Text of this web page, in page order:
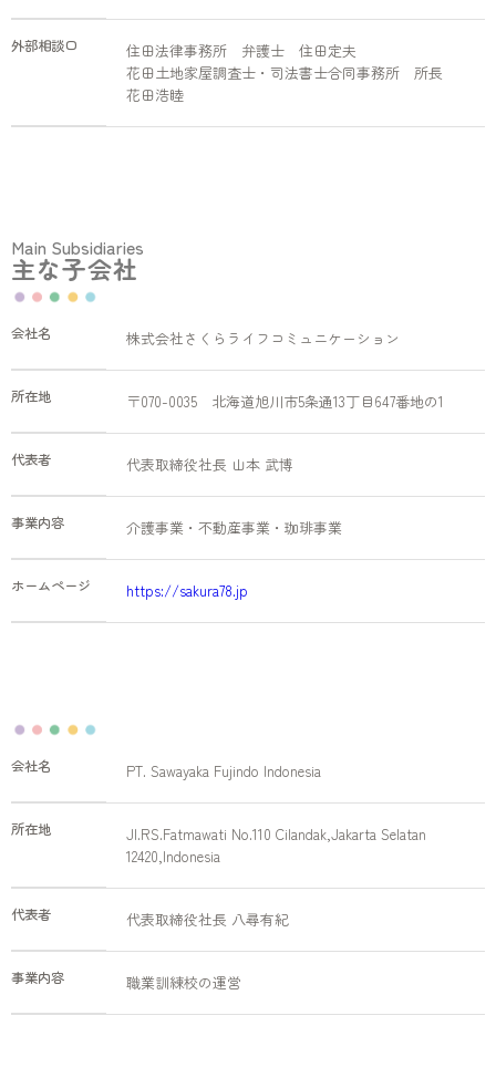
外部相談口
住田法律事務所 弁護士 住田定夫
花田土地家屋調査士・司法書士合同事務所 所長
花田浩睦
Main Subsidiaries
主な子会社
会社名 株式会社さくらライフコミュニケーション
所在地 〒070-0035 北海道旭川市5条通13丁目647番地の1
代表者 代表取締役社長 山本 武博
事業内容 介護事業・不動産事業・珈琲事業
ホームページ https://sakura78.jp
会社名 PT. Sawayaka Fujindo Indonesia
所在地
JI.RS.Fatmawati No.110 Cilandak,Jakarta Selatan
12420,Indonesia
代表者 代表取締役社長 八尋有紀
事業内容 職業訓練校の運営